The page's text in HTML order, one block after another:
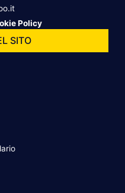
Policy
SITO